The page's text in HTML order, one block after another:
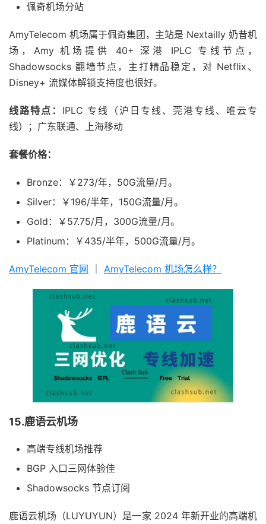
佩奇机场分站
AmyTelecom 机场属于佩奇集团，主站是 Nextailly 奶昔机
场，Amy 机场提供 40+ 深港 IPLC 专线节点，
Shadowsocks 翻墙节点，主打精品稳定，对 Netflix、
Disney+ 流媒体解锁支持度也很好。
线路特点： IPLC 专线（沪日专线、莞港专线、唯云专
线）；广东联通、上海移动
套餐价格：
Bronze：￥273/年，50G流量/月。
Silver：￥196/半年，150G流量/月。
Gold：￥57.75/月，300G流量/月。
Platinum：￥435/半年，500G流量/月。
AmyTelecom 官网 AmyTelecom 机场怎么样？
15.鹿语云机场
高端专线机场推荐
BGP 入口三网体验佳
Shadowsocks 节点订阅
鹿语云机场（LUYUYUN）是一家 2024 年新开业的高端机